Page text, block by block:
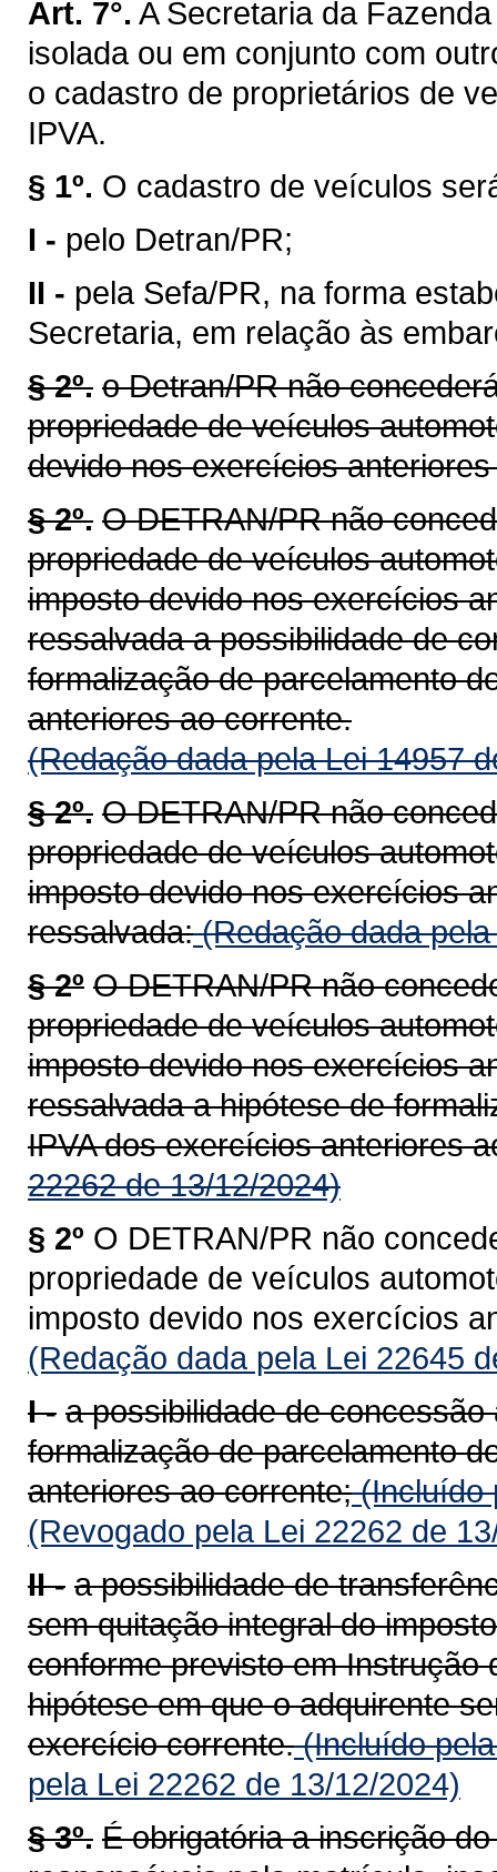
Art. 7°. A Secretaria da
isolada ou em conjunto com
o cadastro de proprietários de
IPVA.
§ 1º. O cadastro de veículos
I - pelo Detran/PR;
II - pela Sefa/PR, na forma
Secretaria, em relação às
§ 2º. o Detran/PR não
propriedade de veículos
devido nos exercícios
§ 2º. O DETRAN/PR não
propriedade de veículos
imposto devido nos exercícios
ressalvada a possibilidade de
formalização de parcelamento
anteriores ao corrente.
(Redação dada pela Lei 14957
§ 2º. O DETRAN/PR não
propriedade de veículos
imposto devido nos exercícios
ressalvada:(Redação dada
§ 2º O DETRAN/PR não
propriedade de veículos
imposto devido nos exercícios
ressalvada a hipótese de
IPVA dos exercícios anteriores
22262 de 13/12/2024)
§ 2º O DETRAN/PR não
propriedade de veículos
imposto devido nos exercícios
(Redação dada pela Lei 22645
I - a possibilidade de
formalização de parcelamento
anteriores ao corrente;(Incluído
(Revogado pela Lei 22262 de
II - a possibilidade de
sem quitação integral do
conforme previsto em Instrução
hipótese em que o adquirente
exercício corrente.(Incluído
pela Lei 22262 de 13/12/2024)
§ 3º. É obrigatória a inscrição